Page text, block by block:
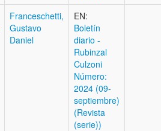
Franceschetti,
Gustavo
Daniel
EN:
Boletí­n
diario -
Rubinzal
Culzoni
Número:
2024 (09-
septiembre)
(Revista
(serie))